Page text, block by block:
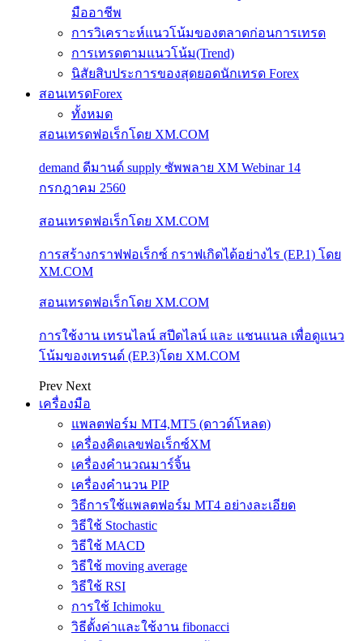
มืออาชีพ
การวิเคราะห์แนวโน้มของตลาดก่อนการเทรด
การเทรดตามแนวโน้ม(Trend)
นิสัยสิบประการของสุดยอดนักเทรด Forex
สอนเทรดForex
ทั้งหมด
สอนเทรดฟอเร็กโดย XM.COM
demand ดีมานด์ supply ซัพพลาย XM Webinar 14
กรกฎาคม 2560
สอนเทรดฟอเร็กโดย XM.COM
การสร้างกราฟฟอเร็กซ์ กราฟเกิดได้อย่างไร (EP.1) โดย
XM.COM
สอนเทรดฟอเร็กโดย XM.COM
การใช้งาน เทรนไลน์ สปีดไลน์ และ แชนแนล เพื่อดูแนว
โน้มของเทรนด์ (EP.3)โดย XM.COM
Prev Next
เครื่องมือ
แพลตฟอร์ม MT4,MT5 (ดาวด์โหลด)
เครื่องคิดเลขฟอเร็กซ์XM
เครื่องคำนวณมาร์จิ้น
เครื่องคำนวน PIP
วิธีการใช้แพลตฟอร์ม MT4 อย่างละเอียด
วิธีใช้ Stochastic
วิธีใช้ MACD
วิธีใช้ moving average
วิธีใช้ RSI
การใช้ Ichimoku
วิธีตั้งค่าและใช้งาน fibonacci